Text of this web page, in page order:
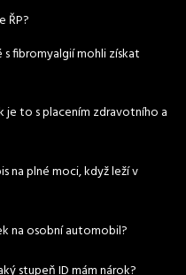
ŘP?
s fibromyalgií mohli získat
je to s placením zdravotního a
na plné moci, když leží v
na osobní automobil?